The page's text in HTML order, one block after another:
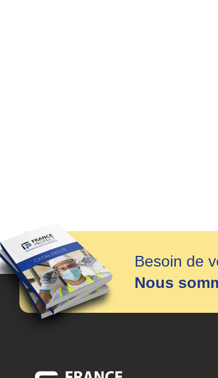
Besoin de
Nous